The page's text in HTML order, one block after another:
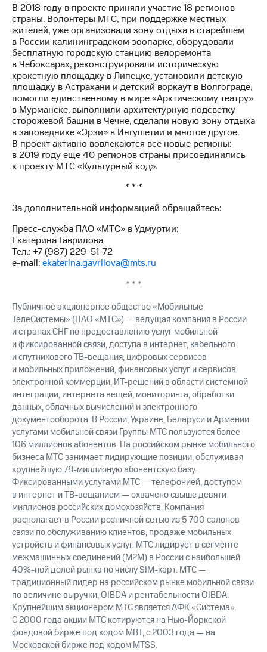
В 2018 году в проекте приняли участие 18 регионов
страны. Волонтеры МТС, при поддержке местных
жителей, уже организовали зону отдыха в старейшем
в России калининградском зоопарке, оборудовали
бесплатную городскую станцию велоремонта
в Чебоксарах, реконструировали историческую
крокетную площадку в Липецке, установили детскую
площадку в Астрахани и детский воркаут в Волгограде,
помогли единственному в мире «Арктическому театру»
в Мурманске, выполнили архитектурную подсветку
сторожевой башни в Чечне, сделали новую зону отдыха
в заповеднике «Эрзи» в Ингушетии и многое другое.
В проект активно вовлекаются все новые регионы:
в 2019 году еще 40 регионов страны присоединились
к проекту МТС «Культурный код».
* * *
За дополнительной информацией обращайтесь:
Пресс-служба ПАО «МТС» в Удмуртии:
Екатерина Гаврилова
Тел.: +7 (987) 229-51-72
e-mail:ekaterina.gavrilova@mts.ru
* * *
Публичное акционерное общество «Мобильные
ТелеСистемы» (ПАО «МТС») — ведущая компания в России
и странах СНГ по предоставлению услуг мобильной
и фиксированной связи, доступа в интернет, кабельного
и спутниковогоТВ-вещания,цифровых сервисов
и мобильных приложений, финансовых услуг и сервисов
электронной коммерции,ИТ-решенийв области системной
интеграции, интернета вещей, мониторинга, обработки
данных, облачных вычислений и электронного
документооборота. В России, Украине, Беларуси и Армении
услугами мобильной связи Группы МТС пользуются более
106 миллионов абонентов. На российском рынке мобильного
бизнеса МТС занимает лидирующие позиции, обслуживая
крупнейшую78-миллионуюабонентскую базу.
Фиксированными услугами МТС — телефонией, доступом
в интернет иТВ-вещанием —охвачено свыше девяти
миллионов российских домохозяйств. Компания
располагает в России розничной сетью из 5 700 салонов
связи по обслуживанию клиентов, продаже мобильных
устройств и финансовых услуг. МТС лидирует в сегменте
межмашинных соединений (М2М) в России c наибольшей
40%-нойдолей рынка по числуSIM-карт.МТС —
традиционный лидер на российском рынке мобильной связи
по величине выручки, OIBDA и рентабельности OIBDA.
Крупнейшим акционером МТС является АФК «Система».
С 2000 года акции МТС котируются на Нью-Йоркской
фондовой бирже под кодом MBT, с 2003 года — на
Московской бирже под кодом MTSS.